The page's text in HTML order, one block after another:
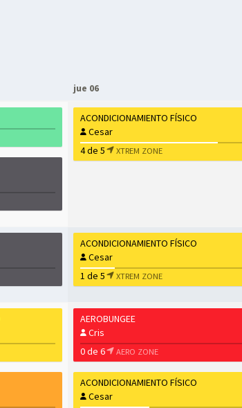
jue 06
ACONDICIONAMIENTO FÍSICO
Cesar
4 de 5
XTREM ZONE
ACONDICIONAMIENTO FÍSICO
Cesar
1 de 5
XTREM ZONE
AEROBUNGEE
Cris
0 de 6
AERO ZONE
ACONDICIONAMIENTO FÍSICO
Cesar